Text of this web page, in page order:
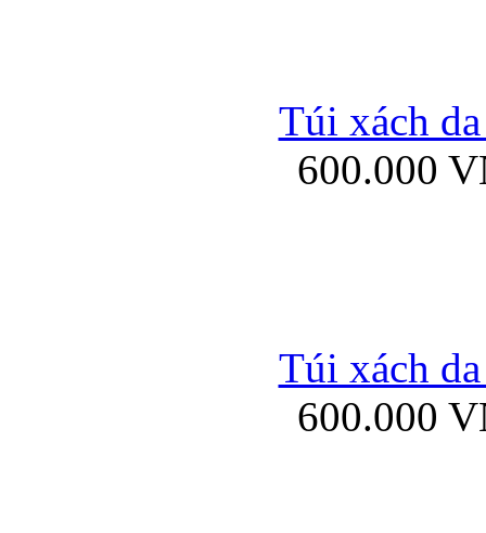
Ốp lưng
Túi xách
600.000
Túi xách
600.000